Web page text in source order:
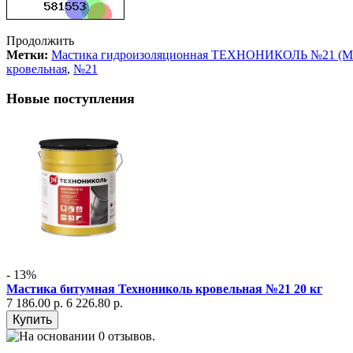
Продолжить
Метки: Мастика гидроизоляционная ТЕХНОНИКОЛЬ №21
кровельная, №21
Новые поступления
- 13%
Мастика битумная Технониколь кровельная №21 20 кг
7 186.00 р. 6 226.80 р.